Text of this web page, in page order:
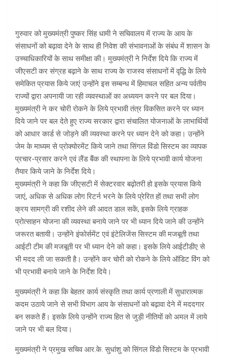
गुरुवार को मुख्यमंत्री पुष्कर सिंह धामी ने सचिवालय में राज्य के आय के
संसाधनों को बढ़ावा देने के साथ ही निवेश की संभावनाओं के संबंध में शासन के
उच्चाधिकारियों के साथ समीक्षा की। मुख्यमंत्री ने निर्देश दिये कि राज्य में
जीएसटी कर संग्रह बढ़ाने के साथ राज्य के राजस्व संसाधनों में वृद्धि के लिये
समेकित प्रयास किये जाएं उन्होंने इस सम्बन्ध में हिमाचल सहित अन्य पर्वतीय
राज्यों द्वारा अपनायी जा रही व्यवस्थाओं का अध्ययन करने पर बल दिया।
मुख्यमंत्री ने कर चोरी रोकने के लिये प्रभावी तंत्र विकसित करने पर ध्यान
दिये जाने पर बल देते हुए राज्य सरकार द्वारा संचालित योजनाओं के लाभार्थियों
को आधार कार्ड से जोड़ने की व्यवस्था करने पर ध्यान देने को कहा। उन्होंने
जेम के माध्यम से प्रोक्योरमेंट किये जाने तथा सिंगल विंडो सिस्टम का व्यापक
प्रचार-प्रसार करने एवं लैंड बैंक की स्थापना के लिये प्रभावी कार्य योजना
तैयार किये जाने के निर्देश दिये।
मुख्यमंत्री ने कहा कि जीएसटी में सेक्टरवार बढ़ोतरी हो इसके प्रयास किये
जाएं, अधिक से अधिक लोग रिटर्न भरने के लिये प्रेरित हों तथा सभी लोग
क्रय सामग्री की रशीद लेने की आदत डाल सकें, इसके लिये ग्राहक
प्रोत्साहन योजना की व्यवस्था बनाये जाने पर भी ध्यान दिये जाने की उन्होंने
जरूरत बतायी। उन्होंने इंफोर्समेंट एवं इंटेलिजेंस सिस्टम की मजबूती तथा
आईटी टीम की मजबूती पर भी ध्यान देने को कहा। इसके लिये आईटीडीए से
भी मदद ली जा सकती है। उन्होंने कर चोरी को रोकने के लिये ऑडिट विंग को
भी प्रभावी बनाये जाने के निर्देश दिये।
मुख्यमंत्री ने कहा कि बेहतर कार्य संस्कृति तथा कार्य प्रणाली में सुधारात्मक
कदम उठाये जाने से सभी विभाग आय के संसाधनों को बढ़ावा देने में मददगार
बन सकते हैं। इसके लिये उन्होंने राज्य हित से जुड़ी नीतियों को अमल में लाये
जाने पर भी बल दिया।
मुख्यमंत्री ने प्रमुख सचिव आर.के. सुधांशु को सिंगल विंडो सिस्टम के प्रभावी